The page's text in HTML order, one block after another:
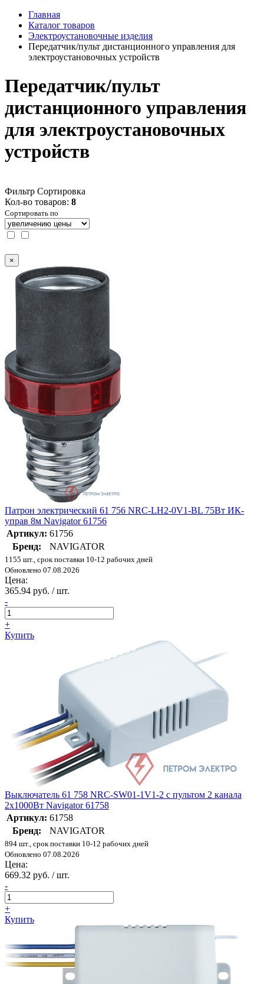
Главная
Каталог товаров
Электроустановочные изделия
Передатчик/пульт дистанционного управления для
электроустановочных устройств
Передатчик/пульт
дистанционного управления
для электроустановочных
устройств
Фильтр Сортировка
Кол-во товаров: 8
Сортировать по
×
Патрон электрический 61 756 NRC-LH2-0V1-BL 75Вт ИК-
управ 8м Navigator 61756
Артикул: 61756
Бренд:
NAVIGATOR
1155 шт., срок поставки 10-12 рабочих дней
Обновлено 07.08.2026
Цена:
365.94 руб. / шт.
-
+
Купить
Выключатель 61 758 NRC-SW01-1V1-2 с пультом 2 канала
2х1000Вт Navigator 61758
Артикул: 61758
Бренд:
NAVIGATOR
894 шт., срок поставки 10-12 рабочих дней
Обновлено 07.08.2026
Цена:
669.32 руб. / шт.
-
+
Купить